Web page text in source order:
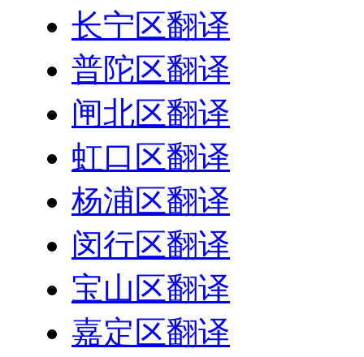
长宁区翻译
普陀区翻译
闸北区翻译
虹口区翻译
杨浦区翻译
闵行区翻译
宝山区翻译
嘉定区翻译